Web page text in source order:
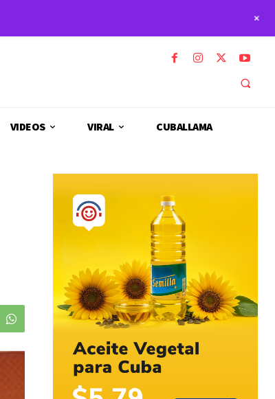
VIDEOS VIRAL CUBALLAMA
+